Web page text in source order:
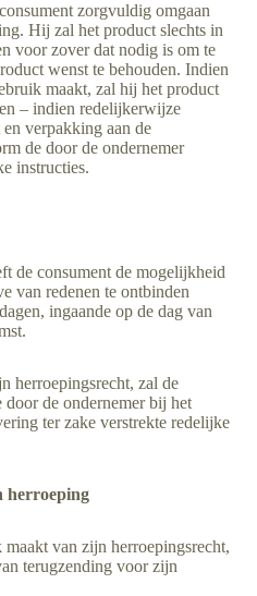
zorgvuldig omgaan
Hij zal het product slechts in
voor zover dat nodig is om te
wenst te behouden. Indien
maakt, zal hij het product
– indien redelijkerwijze
verpakking aan de
de door de ondernemer
instructies.
de consument de mogelijkheid
van redenen te ontbinden
ingaande op de dag van
herroepingsrecht, zal de
door de ondernemer bij het
ter zake verstrekte redelijke
herroeping
van zijn herroepingsrecht,
terugzending voor zijn